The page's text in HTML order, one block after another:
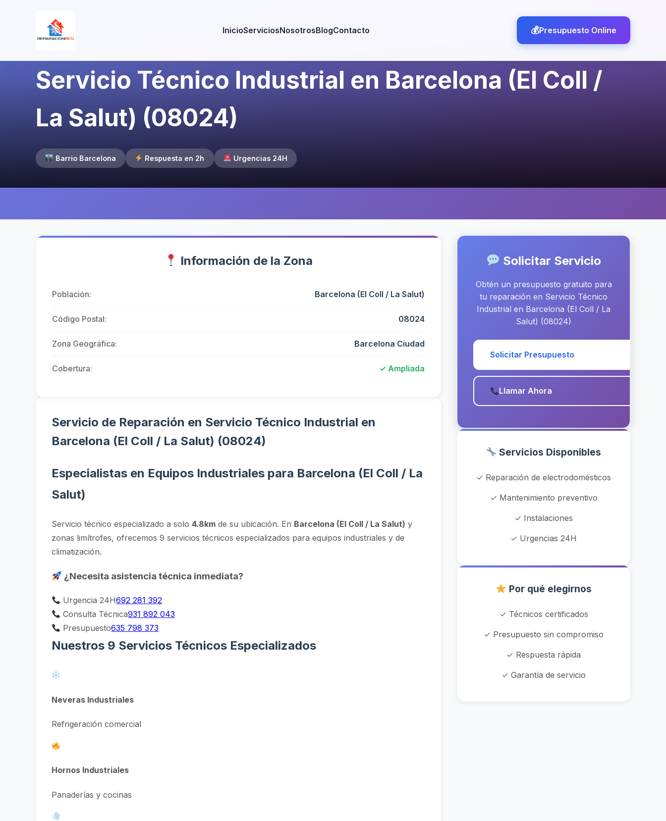
InicioServiciosNosotrosBlogContacto Presupuesto Online
Servicio Técnico Industrial en Barcelona (El Coll /
La Salut) (08024)
Barrio Barcelona Respuesta en 2h Urgencias 24H
Información de la Zona
Población: Barcelona (El Coll / La Salut)
Código Postal: 08024
Zona Geográfica: Barcelona Ciudad
Cobertura: ✓ Ampliada
Servicio de Reparación en Servicio Técnico Industrial en
Barcelona (El Coll / La Salut) (08024)
Especialistas en Equipos Industriales para Barcelona (El Coll / La
Salut)
Servicio técnico especializado a solo 4.8km de su ubicación. En Barcelona (El Coll / La Salut) y
zonas limítrofes, ofrecemos 9 servicios técnicos especializados para equipos industriales y de
climatización.
¿Necesita asistencia técnica inmediata?
Urgencia 24H692 281 392
Consulta Técnica931 892 043
Presupuesto635 798 373
Nuestros 9 Servicios Técnicos Especializados
Neveras Industriales
Refrigeración comercial
Hornos Industriales
Panaderías y cocinas
Solicitar Servicio
Obtén un presupuesto gratuito para
tu reparación en Servicio Técnico
Industrial en Barcelona (El Coll / La
Salut) (08024)
Solicitar Presupuesto
Llamar Ahora
Servicios Disponibles
✓ Reparación de electrodomésticos
✓ Mantenimiento preventivo
✓ Instalaciones
✓ Urgencias 24H
Por qué elegirnos
✓ Técnicos certificados
✓ Presupuesto sin compromiso
✓ Respuesta rápida
✓ Garantía de servicio